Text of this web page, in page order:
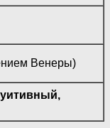
Венеры)